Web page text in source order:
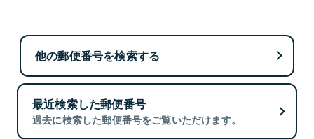
他の郵便番号を検索する
最近検索した郵便番号
過去に検索した郵便番号をご覧いただけます。